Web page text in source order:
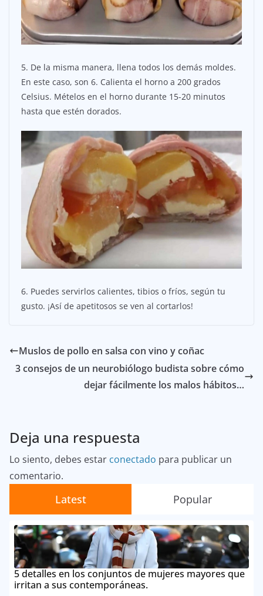
5. De la misma manera, llena todos los demás moldes.
En este caso, son 6. Calienta el horno a 200 grados
Celsius. Mételos en el horno durante 15-20 minutos
hasta que estén dorados.
6. Puedes servirlos calientes, tibios o fríos, según tu
gusto. ¡Así de apetitosos se ven al cortarlos!
Muslos de pollo en salsa con vino y coñac
3 consejos de un neurobiólogo budista sobre cómo
dejar fácilmente los malos hábitos…
Deja una respuesta
Lo siento, debes estar conectado para publicar un
comentario.
Latest Popular
5 detalles en los conjuntos de mujeres mayores que
irritan a sus contemporáneas.